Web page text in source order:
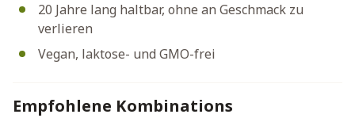
20 Jahre lang haltbar, ohne an Geschmack zu
verlieren
Vegan, laktose- und GMO-frei
Empfohlene Kombinations